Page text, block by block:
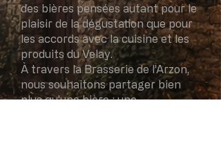
des bières pensées autant pour le
plaisir de la dégustation que pour
les accords avec la cuisine et les
produits du Velay.
À travers la Brasserie de l’Arzon,
nous souhaitons partager bien
plus qu’une bière : une